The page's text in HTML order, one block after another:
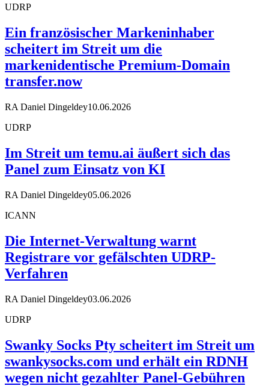
UDRP
Ein französischer Markeninhaber
scheitert im Streit um die
markenidentische Premium-Domain
transfer.now
RA Daniel Dingeldey10.06.2026
UDRP
Im Streit um temu.ai äußert sich das
Panel zum Einsatz von KI
RA Daniel Dingeldey05.06.2026
ICANN
Die Internet-Verwaltung warnt
Registrare vor gefälschten UDRP-
Verfahren
RA Daniel Dingeldey03.06.2026
UDRP
Swanky Socks Pty scheitert im Streit um
swankysocks.com und erhält ein RDNH
wegen nicht gezahlter Panel-Gebühren